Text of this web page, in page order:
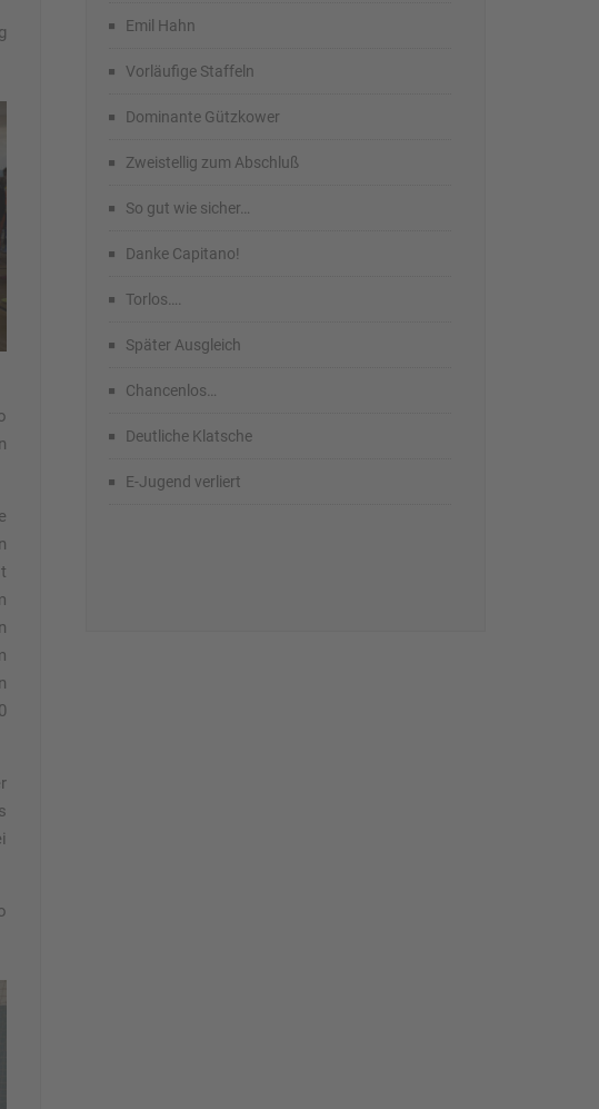
Emil Hahn
Vorläufige Staffeln
Dominante Gützkower
Zweistellig zum Abschluß
So gut wie sicher…
Danke Capitano!
Torlos….
Später Ausgleich
Chancenlos…
Deutliche Klatsche
E-Jugend verliert